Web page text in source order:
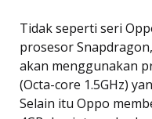
Tidak seperti seri
prosesor
akan menggunakan
(Octa-core 1.5GHz)
Selain itu Oppo